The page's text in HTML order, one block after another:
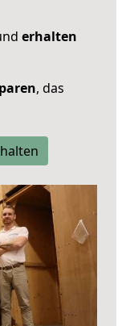
erhalten
, das